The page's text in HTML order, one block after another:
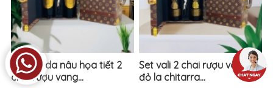
Set vali da nâu họa tiết 2
chai rượu vang...
Set vali 2 chai rượu vang
đỏ la chitarra...